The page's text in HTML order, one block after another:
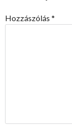
Hozzászólás *